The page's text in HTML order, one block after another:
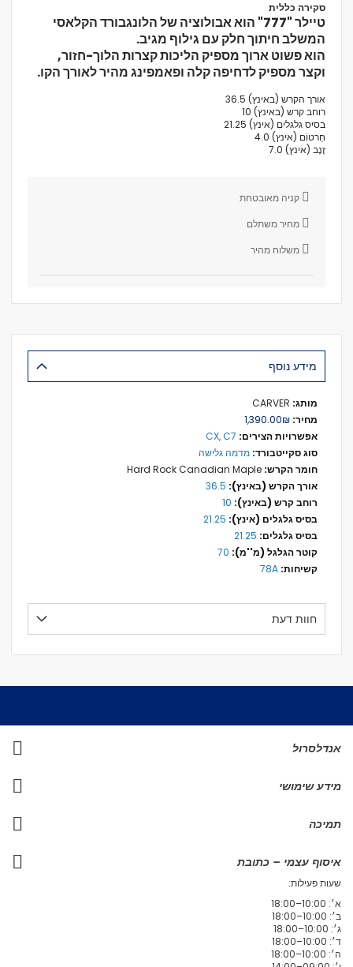
סקירה כללית
טיילר "777" הוא אבולוציה של הלונגבורד הקלאסי
המשלב חיתוך חלק עם גילוף מגיב.
הוא פשוט ארוך מספיק הליכות קצרות הלוך-חזור,
וקצר מספיק לדחיפה קלה ופאמפינג מהיר לאורך הקו.
אורך הקרש (באינץ) 36.5
רוחב קרש (באינץ) 10
בסיס גלגלים (אינץ) 21.25
חַרטוֹם (אינץ) 4.0
זָנָב (אינץ) 7.0
קניה מאובטחת
מחיר משתלם
משלוח מהיר
מידע נוסף
מידע
נוסף
₪‏1,390.00
CX, C7
מדמה גלישה
36.5
10
21.25
21.25
70
78A
חוות דעת
אנדלסרול
מידע שימושי
תמיכה
איסוף עצמי – כתובת
שעות פעילות:
א׳: 10:00–18:00
ב׳: 10:00–18:00
ג׳: 10:00–18:00
ד׳: 10:00–18:00
ה׳: 10:00–18:00